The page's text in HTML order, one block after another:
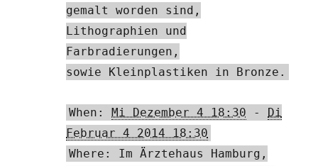
gemalt worden sind,
Lithographien und
Farbradierungen,
sowie Kleinplastiken in Bronze.
When:Mi Dezember 4 18:30 - Di
Februar 4 2014 18:30
Where: Im Ärztehaus Hamburg,